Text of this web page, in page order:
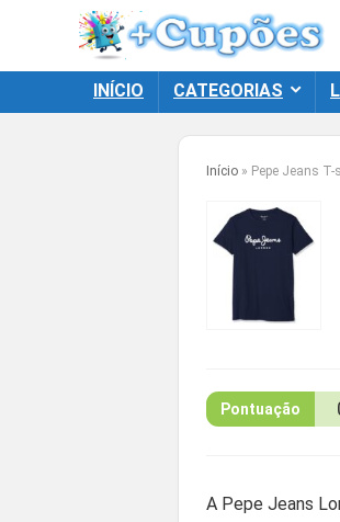
INÍCIO CATEGORIAS
Início » Pepe Jeans
Pontuação
A Pepe Jeans